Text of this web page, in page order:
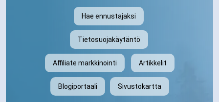
Hae ennustajaksi
Tietosuojakäytäntö
Affiliate markkinointi Artikkelit
Blogiportaali Sivustokartta